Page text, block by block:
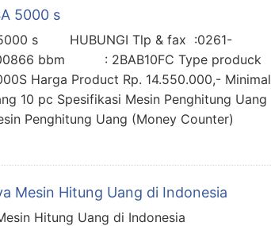
5000 s
5000 s HUBUNGI Tlp & fax :0261-
bbm : 2BAB10FC Type produck
Harga Product Rp. 14.550.000,- Minimal
10 pc Spesifikasi Mesin Penghitung Uang
Penghitung Uang (Money Counter)
Mesin Hitung Uang di Indonesia
Mesin Hitung Uang di Indonesia